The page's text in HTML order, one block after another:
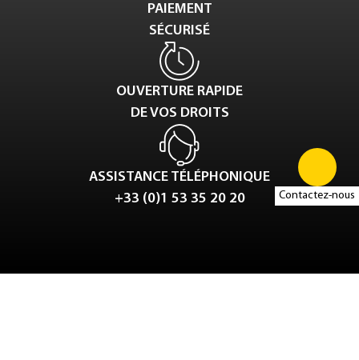
Contactez-nous
PAIEMENT
SÉCURISÉ
OUVERTURE RAPIDE
DE VOS DROITS
ASSISTANCE TÉLÉPHONIQUE
+33 (0)1 53 35 20 20